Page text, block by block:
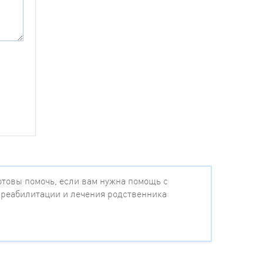
помочь, если вам нужна помощь с
и лечения родственника